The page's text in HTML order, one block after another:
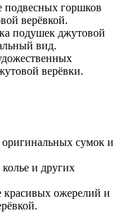
подвесных горшков
верёвкой.
подушек джутовой
вид.
верёвки.
оригинальных сумок и
колье и других
красивых ожерелий и